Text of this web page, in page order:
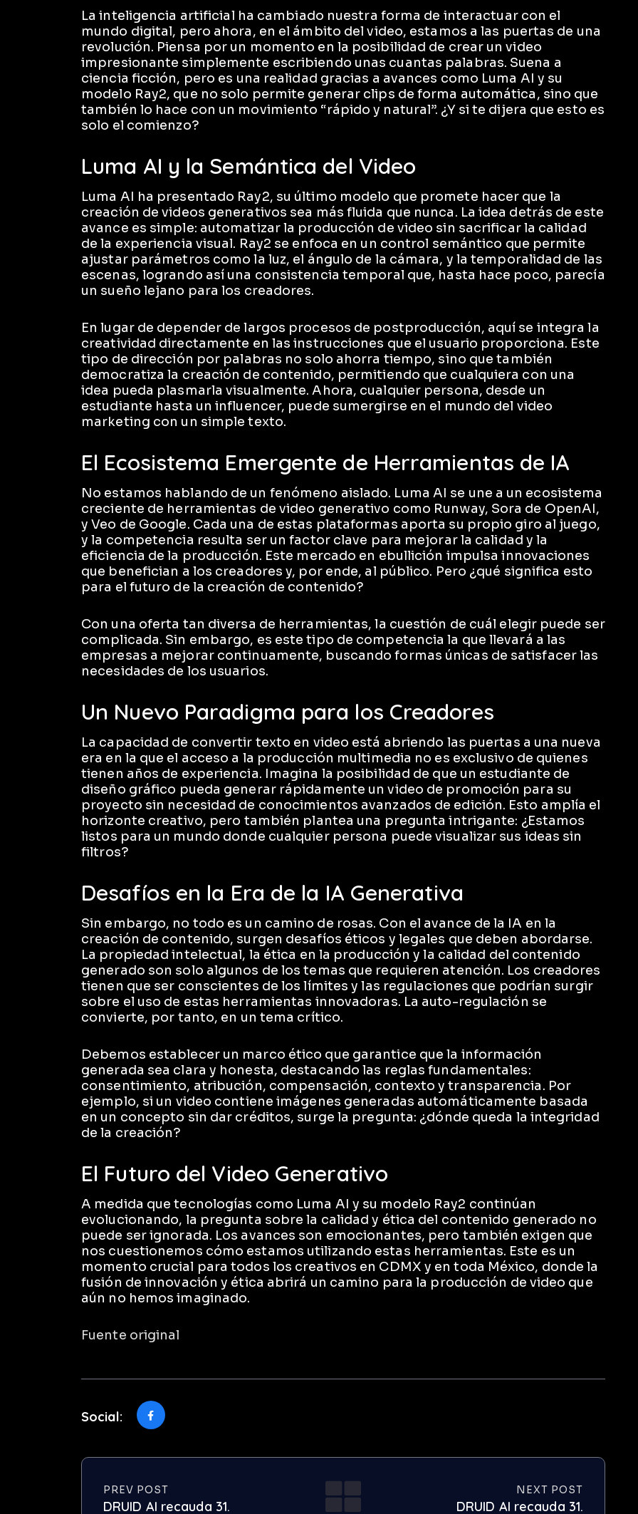
La inteligencia artificial ha cambiado nuestra forma de interactuar con el
mundo digital, pero ahora, en el ámbito del video, estamos a las puertas de una
revolución. Piensa por un momento en la posibilidad de crear un video
impresionante simplemente escribiendo unas cuantas palabras. Suena a
ciencia ficción, pero es una realidad gracias a avances como Luma AI y su
modelo Ray2, que no solo permite generar clips de forma automática, sino que
también lo hace con un movimiento “rápido y natural”. ¿Y si te dijera que esto es
solo el comienzo?
Luma AI y la Semántica del Video
Luma AI ha presentado Ray2, su último modelo que promete hacer que la
creación de videos generativos sea más fluida que nunca. La idea detrás de este
avance es simple: automatizar la producción de video sin sacrificar la calidad
de la experiencia visual. Ray2 se enfoca en un control semántico que permite
ajustar parámetros como la luz, el ángulo de la cámara, y la temporalidad de las
escenas, logrando así una consistencia temporal que, hasta hace poco, parecía
un sueño lejano para los creadores.
En lugar de depender de largos procesos de postproducción, aquí se integra la
creatividad directamente en las instrucciones que el usuario proporciona. Este
tipo de dirección por palabras no solo ahorra tiempo, sino que también
democratiza la creación de contenido, permitiendo que cualquiera con una
idea pueda plasmarla visualmente. Ahora, cualquier persona, desde un
estudiante hasta un influencer, puede sumergirse en el mundo del video
marketing con un simple texto.
El Ecosistema Emergente de Herramientas de IA
No estamos hablando de un fenómeno aislado. Luma AI se une a un ecosistema
creciente de herramientas de video generativo como Runway, Sora de OpenAI,
y Veo de Google. Cada una de estas plataformas aporta su propio giro al juego,
y la competencia resulta ser un factor clave para mejorar la calidad y la
eficiencia de la producción. Este mercado en ebullición impulsa innovaciones
que benefician a los creadores y, por ende, al público. Pero ¿qué significa esto
para el futuro de la creación de contenido?
Con una oferta tan diversa de herramientas, la cuestión de cuál elegir puede ser
complicada. Sin embargo, es este tipo de competencia la que llevará a las
empresas a mejorar continuamente, buscando formas únicas de satisfacer las
necesidades de los usuarios.
Un Nuevo Paradigma para los Creadores
La capacidad de convertir texto en video está abriendo las puertas a una nueva
era en la que el acceso a la producción multimedia no es exclusivo de quienes
tienen años de experiencia. Imagina la posibilidad de que un estudiante de
diseño gráfico pueda generar rápidamente un video de promoción para su
proyecto sin necesidad de conocimientos avanzados de edición. Esto amplía el
horizonte creativo, pero también plantea una pregunta intrigante: ¿Estamos
listos para un mundo donde cualquier persona puede visualizar sus ideas sin
filtros?
Desafíos en la Era de la IA Generativa
Sin embargo, no todo es un camino de rosas. Con el avance de la IA en la
creación de contenido, surgen desafíos éticos y legales que deben abordarse.
La propiedad intelectual, la ética en la producción y la calidad del contenido
generado son solo algunos de los temas que requieren atención. Los creadores
tienen que ser conscientes de los límites y las regulaciones que podrían surgir
sobre el uso de estas herramientas innovadoras. La auto-regulación se
convierte, por tanto, en un tema crítico.
Debemos establecer un marco ético que garantice que la información
generada sea clara y honesta, destacando las reglas fundamentales:
consentimiento, atribución, compensación, contexto y transparencia. Por
ejemplo, si un video contiene imágenes generadas automáticamente basada
en un concepto sin dar créditos, surge la pregunta: ¿dónde queda la integridad
de la creación?
El Futuro del Video Generativo
A medida que tecnologías como Luma AI y su modelo Ray2 continúan
evolucionando, la pregunta sobre la calidad y ética del contenido generado no
puede ser ignorada. Los avances son emocionantes, pero también exigen que
nos cuestionemos cómo estamos utilizando estas herramientas. Este es un
momento crucial para todos los creativos en CDMX y en toda México, donde la
fusión de innovación y ética abrirá un camino para la producción de video que
aún no hemos imaginado.
Fuente original
Social:
PREV POST
DRUID AI recauda 31.
NEXT POST
DRUID AI recauda 31.